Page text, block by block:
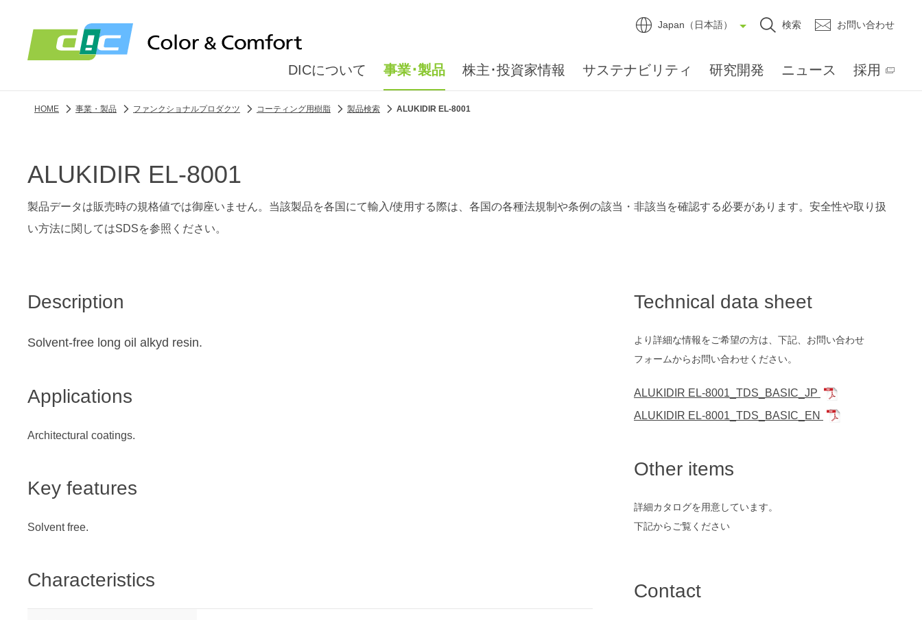
Japan（日本語） 検索 お問い合わせ
DICについて 事業･製品 株主･投資家情報 サステナビリティ 研究開発 ニュース 採用
HOME 事業・製品 ファンクショナルプロダクツ コーティング用樹脂 製品検索 ALUKIDIR EL-8001
ALUKIDIR EL-8001
製品データは販売時の規格値では御座いません。当該製品を各国にて輸入/使用する際は、各国の各種法規制や条例の該当・非該当を確認する必要があります。安全性や取り扱
い方法に関してはSDSを参照ください。
Description
Solvent-free long oil alkyd resin.
Applications
Architectural coatings.
Key features
Solvent free.
Characteristics
Technical data sheet
より詳細な情報をご希望の方は、下記、お問い合わせ
フォームからお問い合わせください。
ALUKIDIR EL-8001_TDS_BASIC_JP
ALUKIDIR EL-8001_TDS_BASIC_EN
Other items
詳細カタログを用意しています。
下記からご覧ください
Contact